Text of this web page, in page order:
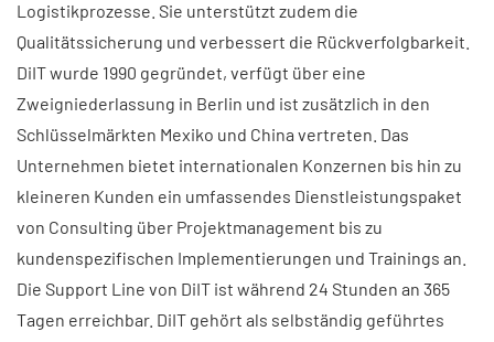
Logistikprozesse. Sie unterstützt zudem die
Qualitätssicherung und verbessert die Rückverfolgbarkeit.
DiIT wurde 1990 gegründet, verfügt über eine
Zweigniederlassung in Berlin und ist zusätzlich in den
Schlüsselmärkten Mexiko und China vertreten. Das
Unternehmen bietet internationalen Konzernen bis hin zu
kleineren Kunden ein umfassendes Dienstleistungspaket
von Consulting über Projektmanagement bis zu
kundenspezifischen Implementierungen und Trainings an.
Die Support Line von DiIT ist während 24 Stunden an 365
Tagen erreichbar. DiIT gehört als selbständig geführtes